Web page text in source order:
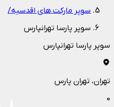
سوپر مارکت های اقدسیه/
سوپر پارسا تهرانپارس
سوپر پارسا تهرانپارس
تهران، تهران پارس
0